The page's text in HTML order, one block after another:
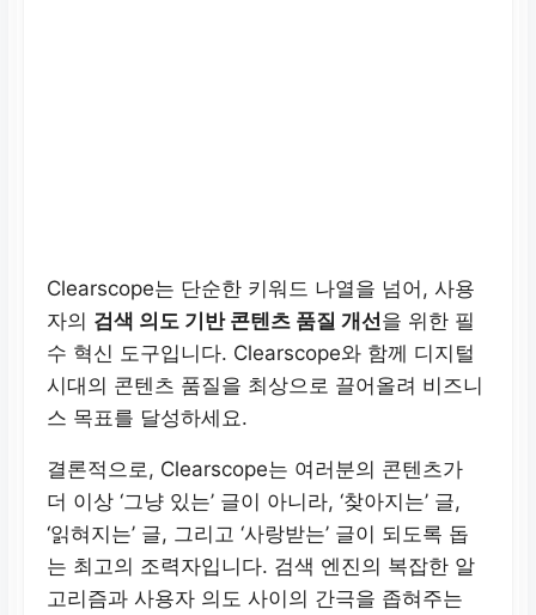
Clearscope는 단순한 키워드 나열을 넘어, 사용
자의 검색 의도 기반 콘텐츠 품질 개선을 위한 필
수 혁신 도구입니다. Clearscope와 함께 디지털
시대의 콘텐츠 품질을 최상으로 끌어올려 비즈니
스 목표를 달성하세요.
결론적으로, Clearscope는 여러분의 콘텐츠가
더 이상 ‘그냥 있는’ 글이 아니라, ‘찾아지는’ 글,
‘읽혀지는’ 글, 그리고 ‘사랑받는’ 글이 되도록 돕
는 최고의 조력자입니다. 검색 엔진의 복잡한 알
고리즘과 사용자 의도 사이의 간극을 좁혀주는